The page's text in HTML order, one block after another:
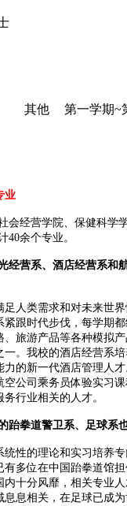
其他 第一学期~
业
经营学院、保健科学学
40余个专业。
营系、酒店经营系和
人类需求和对未来世界
紧跟时代步伐，每学期
、旅游产品等各种模拟
一。我校的酒店经营系
的新一代酒店管理人
公司乘务员体验实习
行业相关的人才。
拳道警卫系、足球系也
性的理论和实习培养专
有多位在中国跆拳道馆
内十分风靡，相关专业
息息相关，在足球已成